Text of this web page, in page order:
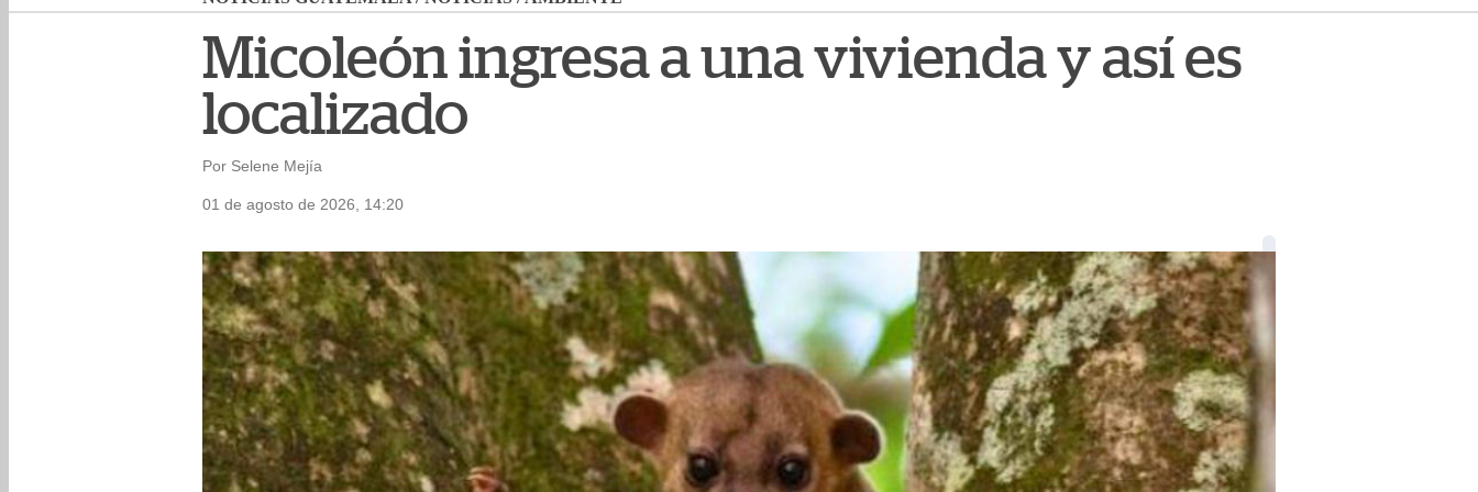
Micoleón ingresa a una vivienda y así es
localizado
Por Selene Mejía
01 de agosto de 2026, 14:20